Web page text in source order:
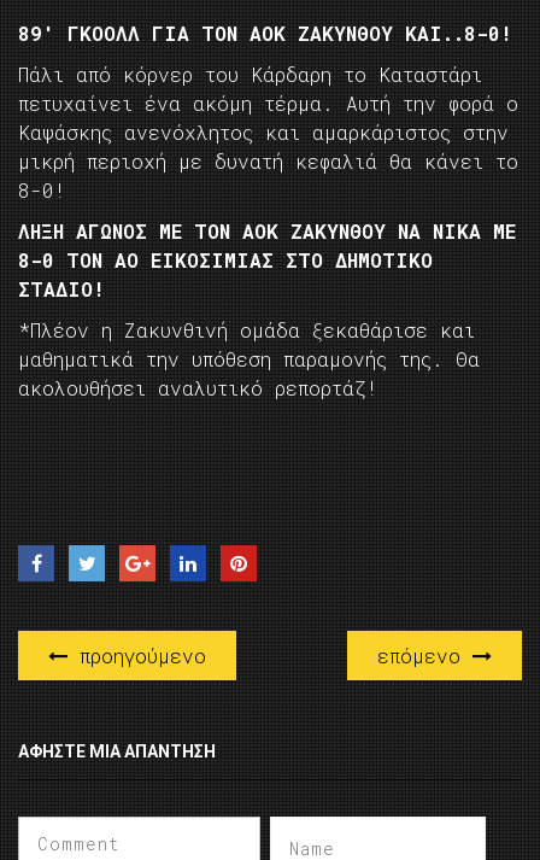
89′ ΓΚΟΟΛΛ ΓΙΑ ΤΟΝ ΑΟΚ ΖΑΚΥΝΘΟΥ ΚΑΙ..8-0!
Πάλι από κόρνερ του Κάρδαρη το Καταστάρι
πετυχαίνει ένα ακόμη τέρμα. Αυτή την φορά ο
Καψάσκης ανενόχλητος και αμαρκάριστος στην
μικρή περιοχή με δυνατή κεφαλιά θα κάνει το
8-0!
ΛΗΞΗ ΑΓΩΝΟΣ ΜΕ ΤΟΝ ΑΟΚ ΖΑΚΥΝΘΟΥ ΝΑ ΝΙΚΑ ΜΕ
8-0 ΤΟΝ ΑΟ ΕΙΚΟΣΙΜΙΑΣ ΣΤΟ ΔΗΜΟΤΙΚΟ
ΣΤΑΔΙΟ!
*Πλέον η Ζακυνθινή ομάδα ξεκαθάρισε και
μαθηματικά την υπόθεση παραμονής της. Θα
ακολουθήσει αναλυτικό ρεπορτάζ!
προηγούμενο επόμενο
ΑΦΉΣΤΕ ΜΙΑ ΑΠΆΝΤΗΣΗ